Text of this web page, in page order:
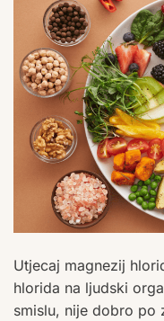
Utjecaj magnezij
hlorida na ljudski
smislu, nije dobro